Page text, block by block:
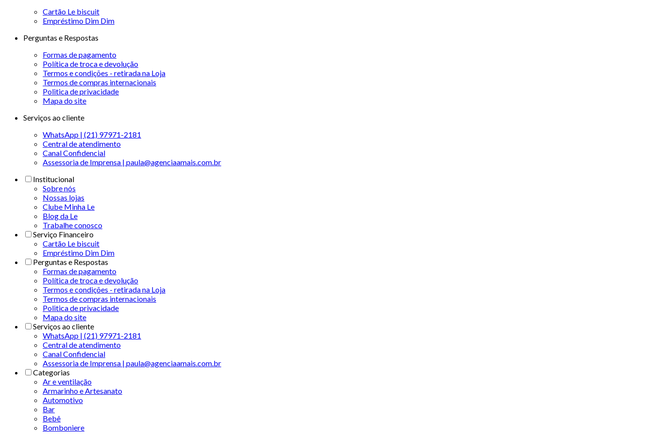
Cartão Le biscuit
Empréstimo Dim Dim
Perguntas e Respostas
Formas de pagamento
Política de troca e devolução
Termos e condições - retirada na Loja
Termos de compras internacionais
Politica de privacidade
Mapa do site
Serviços ao cliente
WhatsApp | (21) 97971-2181
Central de atendimento
Canal Confidencial
Assessoria de Imprensa | paula@agenciaamais.com.br
Institucional
Sobre nós
Nossas lojas
Clube Minha Le
Blog da Le
Trabalhe conosco
Serviço Financeiro
Cartão Le biscuit
Empréstimo Dim Dim
Perguntas e Respostas
Formas de pagamento
Política de troca e devolução
Termos e condições - retirada na Loja
Termos de compras internacionais
Politica de privacidade
Mapa do site
Serviços ao cliente
WhatsApp | (21) 97971-2181
Central de atendimento
Canal Confidencial
Assessoria de Imprensa | paula@agenciaamais.com.br
Categorias
Ar e ventilação
Armarinho e Artesanato
Automotivo
Bar
Bebê
Bomboniere